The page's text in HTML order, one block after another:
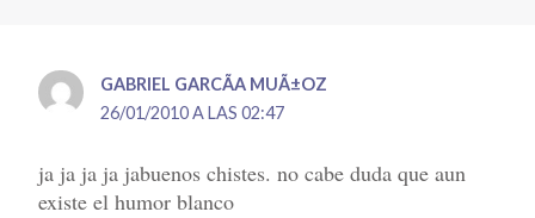
GABRIEL GARCÃ­A MUÃ±OZ
26/01/2010 A LAS 02:47
ja ja ja ja jabuenos chistes. no cabe duda que aun
existe el humor blanco